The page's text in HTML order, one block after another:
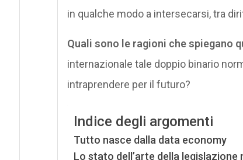
in qualche modo a intersecarsi, tra
Quali sono le ragioni che spiegano
internazionale tale doppio binario
intraprendere per il futuro?
Indice degli argomenti
Tutto nasce dalla data economy
Lo stato dell’arte della legislazione